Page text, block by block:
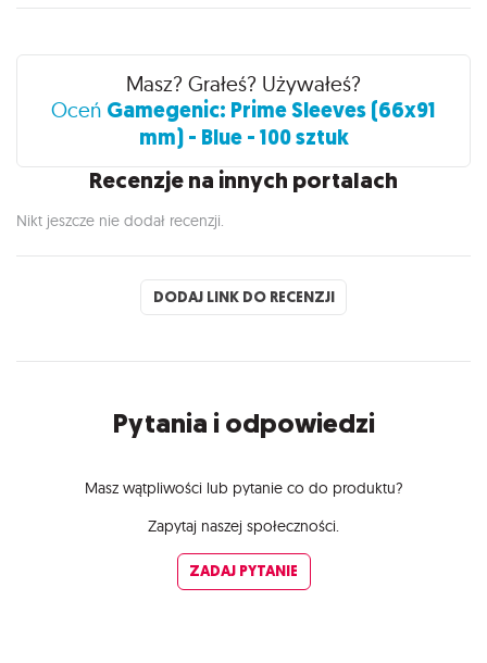
Recenzje
Masz? Grałeś? Używałeś?
Oceń Gamegenic: Prime Sleeves (66x91
mm) - Blue - 100 sztuk
Recenzje na innych portalach
Nikt jeszcze nie dodał recenzji.
DODAJ LINK DO RECENZJI
Pytania i odpowiedzi
Masz wątpliwości lub pytanie co do produktu?
Zapytaj naszej społeczności.
ZADAJ PYTANIE